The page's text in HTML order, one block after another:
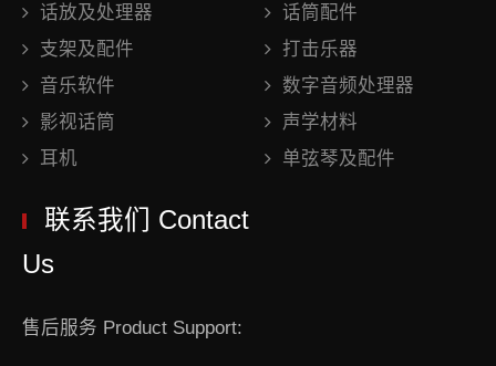
话放及处理器
话筒配件
支架及配件
打击乐器
音乐软件
数字音频处理器
影视话筒
声学材料
耳机
单弦琴及配件
联系我们 Contact
Us
售后服务 Product Support: